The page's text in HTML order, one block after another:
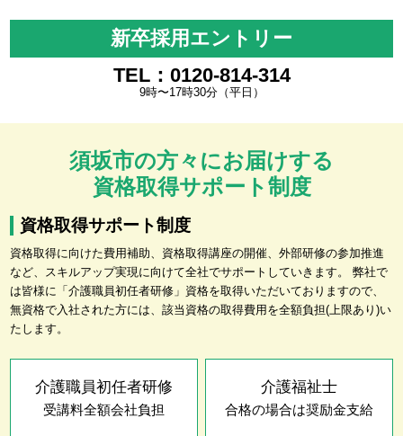
新卒採用エントリー
TEL：0120-814-314
9時〜17時30分（平日）
須坂市の方々にお届けする
資格取得サポート制度
資格取得サポート制度
資格取得に向けた費用補助、資格取得講座の開催、外部研修の参加推進
など、スキルアップ実現に向けて全社でサポートしていきます。 弊社で
は皆様に「介護職員初任者研修」資格を取得いただいておりますので、
無資格で入社された方には、該当資格の取得費用を全額負担(上限あり)い
たします。
介護職員初任者研修
受講料全額会社負担
介護福祉士
合格の場合は奨励金支給